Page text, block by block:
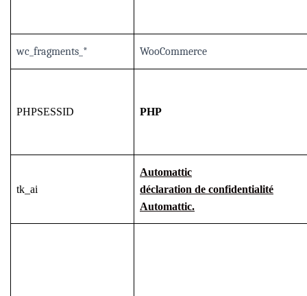
wc_fragments_* WooCommerce
PHPSESSID PHP
tk_ai
Automattic
déclaration de confidentialité
Automattic.